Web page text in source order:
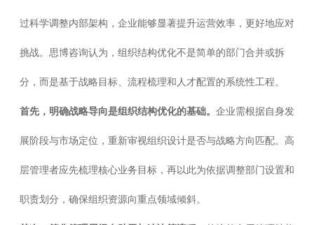
过科学调整内部架构，企业能够显著提升运营效率，更好地应对
挑战。思博咨询认为， 组织结构优化不是简单的部门合并或拆
分，而是基于战略目标、流程梳理和人才配置的系统性工程。
首先，明确战略导向是组织结构优化的基础。 企业需根据自身发
展阶段与市场定位，重新审视组织设计是否与战略方向匹配。高
层管理者应先梳理核心业务目标，再以此为依据调整部门设置和
职责划分，确保组织资源向重点领域倾斜。